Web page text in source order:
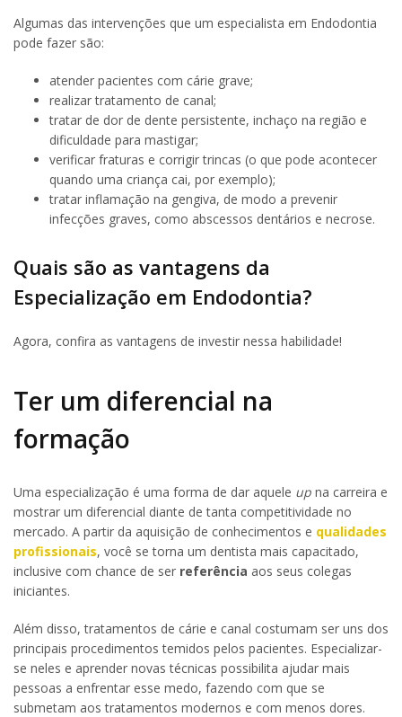
Algumas das intervenções que um especialista em Endodontia
pode fazer são:
atender pacientes com cárie grave;
realizar tratamento de canal;
tratar de dor de dente persistente, inchaço na região e
dificuldade para mastigar;
verificar fraturas e corrigir trincas (o que pode acontecer
quando uma criança cai, por exemplo);
tratar inflamação na gengiva, de modo a prevenir
infecções graves, como abscessos dentários e necrose.
Quais são as vantagens da
Especialização em Endodontia?
Agora, confira as vantagens de investir nessa habilidade!
Ter um diferencial na
formação
Uma especialização é uma forma de dar aquele up na carreira e
mostrar um diferencial diante de tanta competitividade no
mercado. A partir da aquisição de conhecimentos e qualidades
profissionais, você se torna um dentista mais capacitado,
inclusive com chance de ser referência aos seus colegas
iniciantes.
Além disso, tratamentos de cárie e canal costumam ser uns dos
principais procedimentos temidos pelos pacientes. Especializar-
se neles e aprender novas técnicas possibilita ajudar mais
pessoas a enfrentar esse medo, fazendo com que se
submetam aos tratamentos modernos e com menos dores.